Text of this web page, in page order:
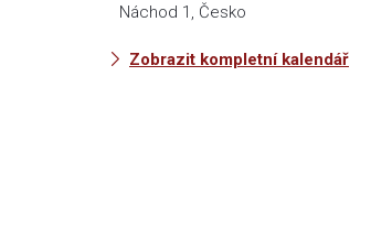
Náchod 1, Česko
Zobrazit kompletní kalendář